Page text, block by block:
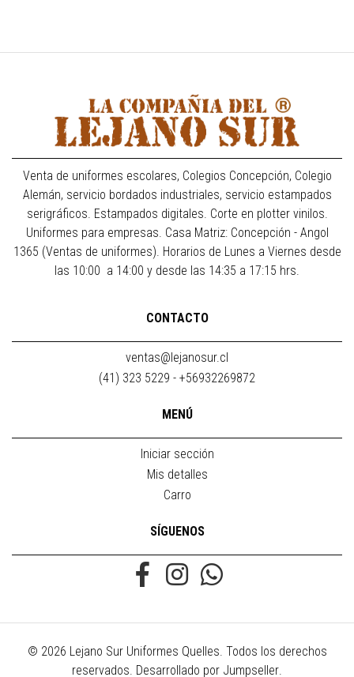
Venta de uniformes escolares, Colegios Concepción, Colegio
Alemán, servicio bordados industriales, servicio estampados
serigráficos. Estampados digitales. Corte en plotter vinilos.
Uniformes para empresas. Casa Matriz: Concepción - Angol
1365 (Ventas de uniformes). Horarios de Lunes a Viernes desde
las 10:00 a 14:00 y desde las 14:35 a 17:15 hrs.
CONTACTO
ventas@lejanosur.cl
(41) 323 5229 - +56932269872
MENÚ
Iniciar sección
Mis detalles
Carro
SÍGUENOS
© 2026 Lejano Sur Uniformes Quelles. Todos los derechos
reservados. Desarrollado por Jumpseller.